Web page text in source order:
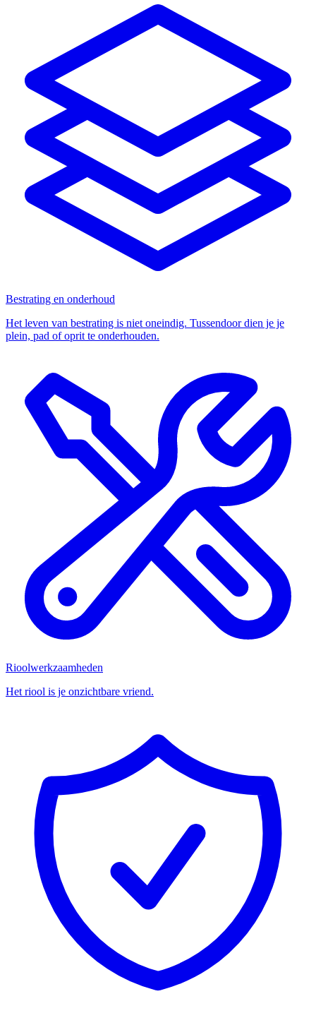
Bestrating en onderhoud
Het leven van bestrating is niet oneindig. Tussendoor dien je je
plein, pad of oprit te onderhouden.
Rioolwerkzaamheden
Het riool is je onzichtbare vriend.